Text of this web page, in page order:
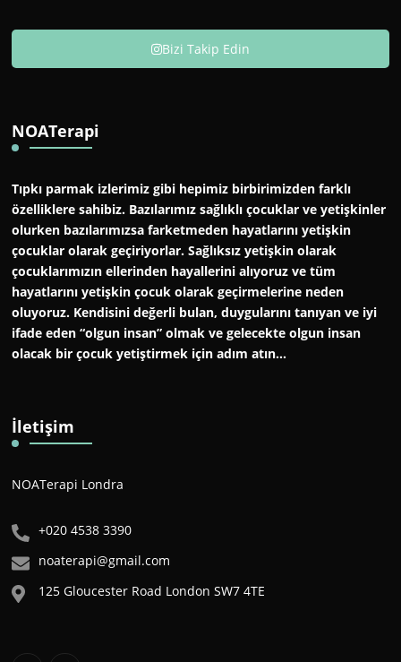
Bizi Takip Edin
NOATerapi
Tıpkı parmak izlerimiz gibi hepimiz birbirimizden farklı
özelliklere sahibiz. Bazılarımız sağlıklı çocuklar ve yetişkinler
olurken bazılarımızsa farketmeden hayatlarını yetişkin
çocuklar olarak geçiriyorlar. Sağlıksız yetişkin olarak
çocuklarımızın ellerinden hayallerini alıyoruz ve tüm
hayatlarını yetişkin çocuk olarak geçirmelerine neden
oluyoruz. Kendisini değerli bulan, duygularını tanıyan ve iyi
ifade eden “olgun insan” olmak ve gelecekte olgun insan
olacak bir çocuk yetiştirmek için adım atın…
İletişim
NOATerapi Londra
+020 4538 3390
noaterapi@gmail.com
125 Gloucester Road London SW7 4TE